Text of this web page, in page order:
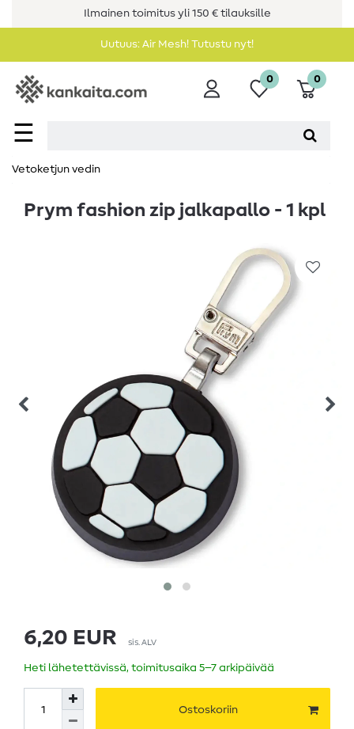
Ilmainen toimitus yli 150 € tilauksille
Uutuus: Air Mesh! Tutustu nyt!
☰
0 0
Vetoketjun vedin
Prym fashion zip jalkapallo - 1 kpl
6,20 EUR sis. ALV
Heti lähetettävissä, toimitusaika 5–7 arkipäivää
Ostoskoriin